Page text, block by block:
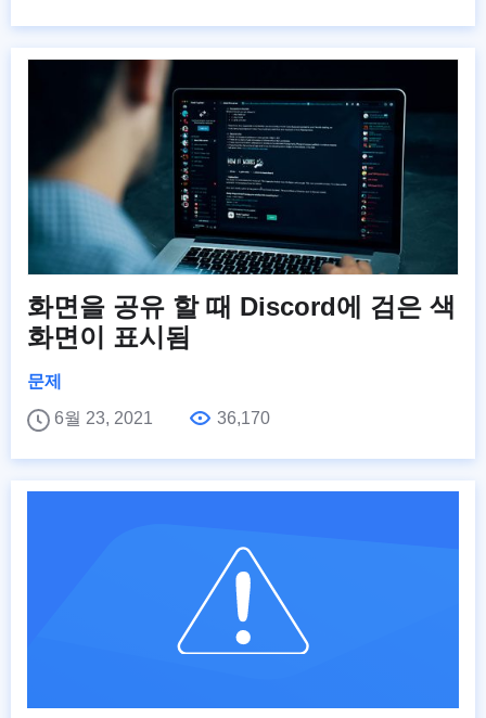
화면을 공유 할 때 Discord에 검은 색
화면이 표시됨
문제
6월 23, 2021
36,170